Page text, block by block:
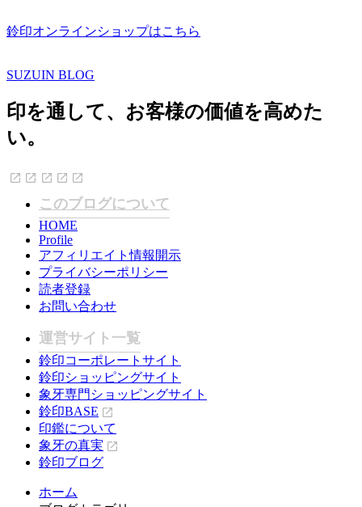
鈴印オンラインショップはこちら
SUZUIN BLOG
印を通して、お客様の価値を高めた
い。
このブログについて
HOME
Profile
アフィリエイト情報開示
プライバシーポリシー
読者登録
お問い合わせ
運営サイト一覧
鈴印コーポレートサイト
鈴印ショッピングサイト
象牙専門ショッピングサイト
鈴印BASE
印鑑について
象牙の真実
鈴印ブログ
ホーム